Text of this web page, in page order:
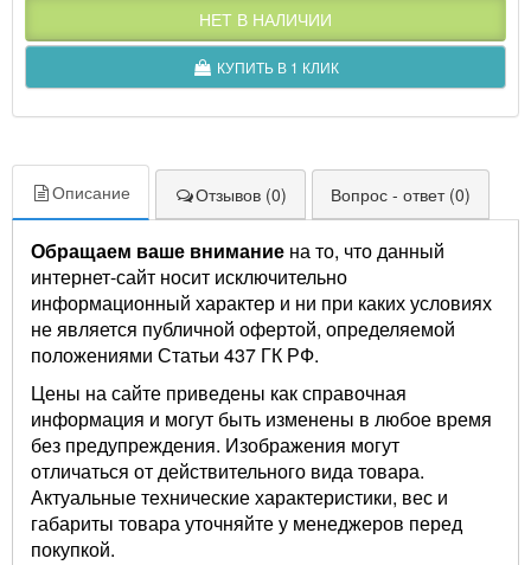
НЕТ В НАЛИЧИИ
КУПИТЬ В 1 КЛИК
Описание Отзывов (0) Вопрос - ответ (0)
Обращаем ваше внимание на то, что данный
интернет-сайт носит исключительно
информационный характер и ни при каких условиях
не является публичной офертой, определяемой
положениями Статьи 437 ГК РФ.
Цены на сайте приведены как справочная
информация и могут быть изменены в любое время
без предупреждения. Изображения могут
отличаться от действительного вида товара.
Актуальные технические характеристики, вес и
габариты товара уточняйте у менеджеров перед
покупкой.